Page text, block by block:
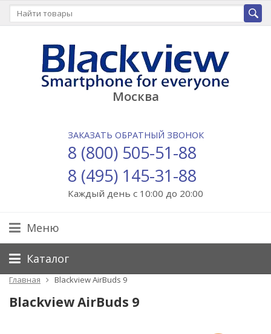
Москва
ЗАКАЗАТЬ ОБРАТНЫЙ ЗВОНОК
8 (800) 505-51-88
8 (495) 145-31-88
Каждый день с 10:00 до 20:00
Меню
Каталог
Главная Blackview AirBuds 9
Blackview AirBuds 9